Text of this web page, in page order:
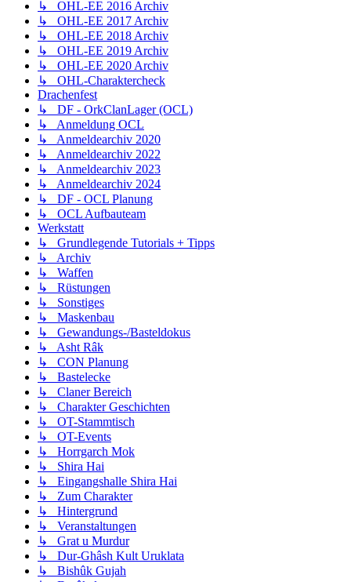
↳ OHL-EE 2016 Archiv
↳ OHL-EE 2017 Archiv
↳ OHL-EE 2018 Archiv
↳ OHL-EE 2019 Archiv
↳ OHL-EE 2020 Archiv
↳ OHL-Charaktercheck
Drachenfest
↳ DF - OrkClanLager (OCL)
↳ Anmeldung OCL
↳ Anmeldearchiv 2020
↳ Anmeldearchiv 2022
↳ Anmeldearchiv 2023
↳ Anmeldearchiv 2024
↳ DF - OCL Planung
↳ OCL Aufbauteam
Werkstatt
↳ Grundlegende Tutorials + Tipps
↳ Archiv
↳ Waffen
↳ Rüstungen
↳ Sonstiges
↳ Maskenbau
↳ Gewandungs-/Basteldokus
↳ Asht Râk
↳ CON Planung
↳ Bastelecke
↳ Claner Bereich
↳ Charakter Geschichten
↳ OT-Stammtisch
↳ OT-Events
↳ Horrgarch Mok
↳ Shira Hai
↳ Eingangshalle Shira Hai
↳ Zum Charakter
↳ Hintergrund
↳ Veranstaltungen
↳ Grat u Murdur
↳ Dur-Ghâsh Kult Uruklata
↳ Bishûk Gujah